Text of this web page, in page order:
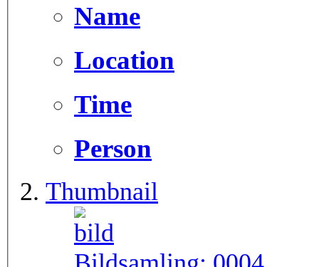
Name
Location
Time
Person
Thumbnail